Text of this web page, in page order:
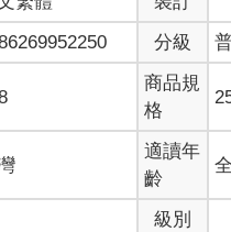
，因為每個女性都不同。你
乎都收錄在本書裡了。合法與
；雖千萬人吾往矣的，以及
了找回自我的，以及為了放棄
諷刺的喜劇，如同Vi Khi Nao
要墮胎。葡萄柚該怎麼辦？又
分級
商品規
格
適讀年
齡
級別